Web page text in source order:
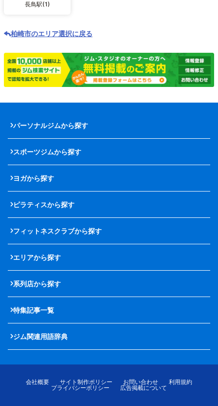
長鳥駅(1)
柏崎市のエリア選択に戻る
パーソナルジムから探す
スポーツジムから探す
ヨガから探す
ピラティスから探す
フィットネスクラブから探す
エリアから探す
系列店から探す
特集記事一覧
ジム関連用語辞典
会社概要 サイト制作ポリシー お問い合わせ
利用規約
プライバシーポリシー
広告掲載について